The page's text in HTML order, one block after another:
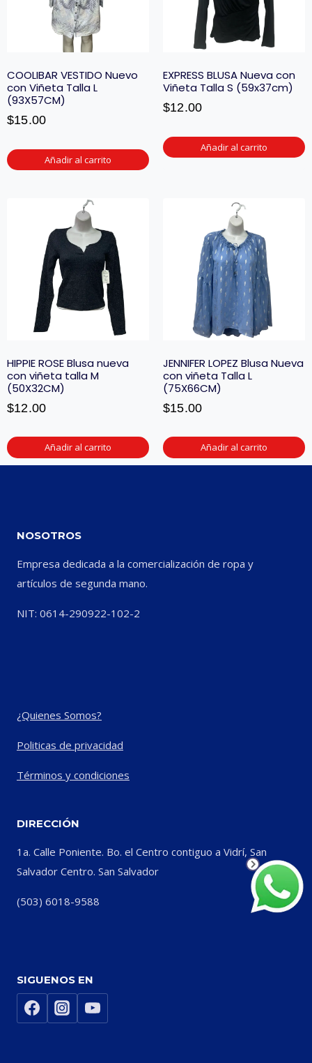
COOLIBAR VESTIDO Nuevo
con Viñeta Talla L
(93X57CM)
$15.00
Añadir al carrito
EXPRESS BLUSA Nueva con
Viñeta Talla S (59x37cm)
$12.00
Añadir al carrito
HIPPIE ROSE Blusa nueva
con viñeta talla M
(50X32CM)
$12.00
Añadir al carrito
JENNIFER LOPEZ Blusa Nueva
con viñeta Talla L
(75X66CM)
$15.00
Añadir al carrito
NOSOTROS
Empresa dedicada a la comercialización de ropa y
artículos de segunda mano.
NIT: 0614-290922-102-2
¿Quienes Somos?
Politicas de privacidad
Términos y condiciones
DIRECCIÓN
1a. Calle Poniente. Bo. el Centro contiguo a Vidrí, San
Salvador Centro. San Salvador
(503) 6018-9588
SIGUENOS EN